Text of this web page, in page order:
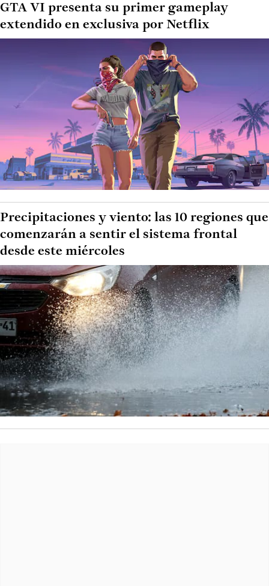
GTA VI presenta su primer gameplay
extendido en exclusiva por Netflix
Precipitaciones y viento: las 10 regiones que
comenzarán a sentir el sistema frontal
desde este miércoles